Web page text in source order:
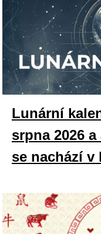
Lunární
srpna 2026
se nachází v